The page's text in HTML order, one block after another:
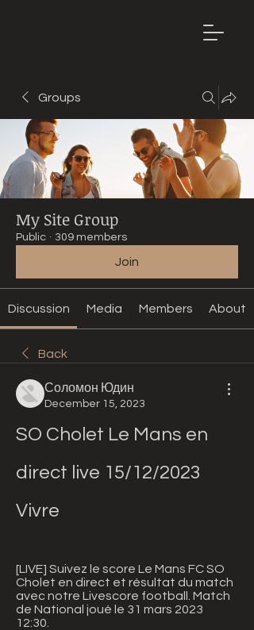
Groups
My Site Group
Public · 309 members
Join
Discussion Media Members About
Back
Соломон Юдин
December 15, 2023
SO Cholet Le Mans en
direct live 15/12/2023
Vivre
[LIVE] Suivez le score Le Mans FC SO
Cholet en direct et résultat du match
avec notre Livescore football. Match
de National joué le 31 mars 2023
12:30.